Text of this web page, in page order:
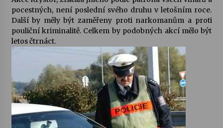
Letní koncerty ve Stromovce: Rufus Miller
22. 7. 2026
Vysočinka
17. 7. 2026
Ozvěny prázdnin
14. 7. 2026
pocestných, není poslední svého druhu v letošním roce.
Další by měly být zaměřeny proti narkomanům a proti
pouliční kriminalitě. Celkem by podobných akcí mělo být
letos čtrnáct.